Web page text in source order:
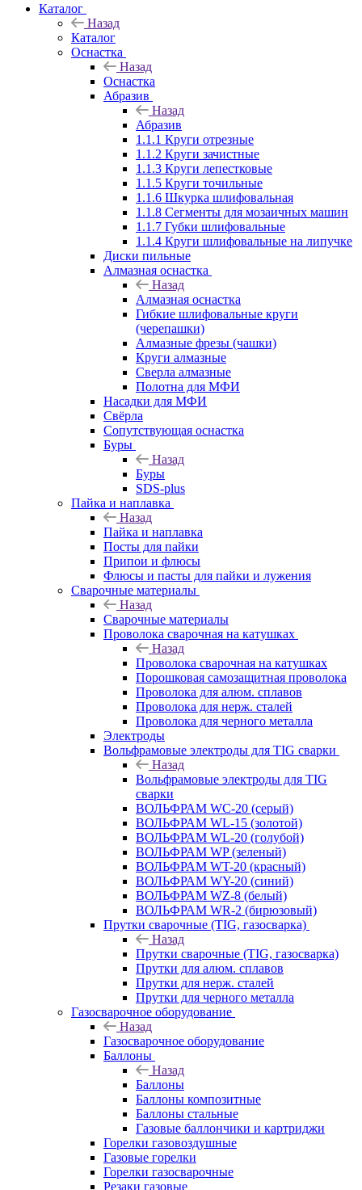
Каталог
Назад
Каталог
Оснастка
Назад
Оснастка
Абразив
Назад
Абразив
1.1.1 Круги отрезные
1.1.2 Круги зачистные
1.1.3 Круги лепестковые
1.1.5 Круги точильные
1.1.6 Шкурка шлифовальная
1.1.8 Сегменты для мозаичных машин
1.1.7 Губки шлифовальные
1.1.4 Круги шлифовальные на липучке
Диски пильные
Алмазная оснастка
Назад
Алмазная оснастка
Гибкие шлифовальные круги
(черепашки)
Алмазные фрезы (чашки)
Круги алмазные
Сверла алмазные
Полотна для МФИ
Насадки для МФИ
Свёрла
Сопутствующая оснастка
Буры
Назад
Буры
SDS-plus
Пайка и наплавка
Назад
Пайка и наплавка
Посты для пайки
Припои и флюсы
Флюсы и пасты для пайки и лужения
Сварочные материалы
Назад
Сварочные материалы
Проволока сварочная на катушках
Назад
Проволока сварочная на катушках
Порошковая самозащитная проволока
Проволока для алюм. сплавов
Проволока для нерж. сталей
Проволока для черного металла
Электроды
Вольфрамовые электроды для TIG сварки
Назад
Вольфрамовые электроды для TIG
сварки
ВОЛЬФРАМ WC-20 (серый)
ВОЛЬФРАМ WL-15 (золотой)
ВОЛЬФРАМ WL-20 (голубой)
ВОЛЬФРАМ WP (зеленый)
ВОЛЬФРАМ WT-20 (красный)
ВОЛЬФРАМ WY-20 (синий)
ВОЛЬФРАМ WZ-8 (белый)
ВОЛЬФРАМ WR-2 (бирюзовый)
Прутки сварочные (TIG, газосварка)
Назад
Прутки сварочные (TIG, газосварка)
Прутки для алюм. сплавов
Прутки для нерж. сталей
Прутки для черного металла
Газосварочное оборудование
Назад
Газосварочное оборудование
Баллоны
Назад
Баллоны
Баллоны композитные
Баллоны стальные
Газовые баллончики и картриджи
Горелки газовоздушные
Газовые горелки
Горелки газосварочные
Резаки газовые